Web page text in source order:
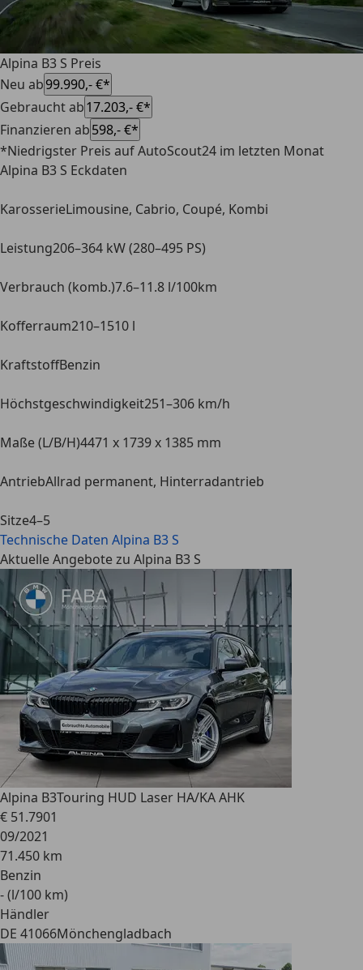
Alpina B3 S Preis
Neu ab99.990,- €*
Gebraucht ab17.203,- €*
Finanzieren ab598,- €*
*Niedrigster Preis auf AutoScout24 im letzten Monat
Alpina B3 S Eckdaten
KarosserieLimousine, Cabrio, Coupé, Kombi
Leistung206–364 kW (280–495 PS)
Verbrauch (komb.)7.6–11.8 l/100km
Kofferraum210–1510 l
KraftstoffBenzin
Höchstgeschwindigkeit251–306 km/h
Maße (L/B/H)4471 x 1739 x 1385 mm
AntriebAllrad permanent, Hinterradantrieb
Sitze4–5
Technische Daten Alpina B3 S
Aktuelle Angebote zu Alpina B3 S
Alpina B3Touring HUD Laser HA/KA AHK
€ 51.7901
09/2021
71.450 km
Benzin
- (l/100 km)
Händler
DE 41066Mönchengladbach